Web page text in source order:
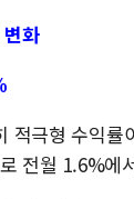
화
적극형 수익
전월 1.6%에